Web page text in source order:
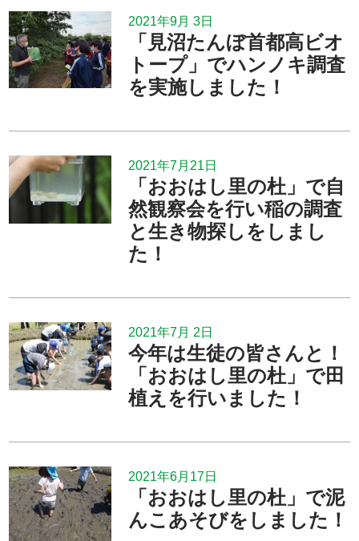
2021年9月 3日
「見沼たんぼ首都高ビオ
トープ」でハンノキ調査
を実施しました！
2021年7月21日
「おおはし里の杜」で自
然観察会を行い稲の調査
と生き物探しをしまし
た！
2021年7月 2日
今年は生徒の皆さんと！
「おおはし里の杜」で田
植えを行いました！
2021年6月17日
「おおはし里の杜」で泥
んこあそびをしました！